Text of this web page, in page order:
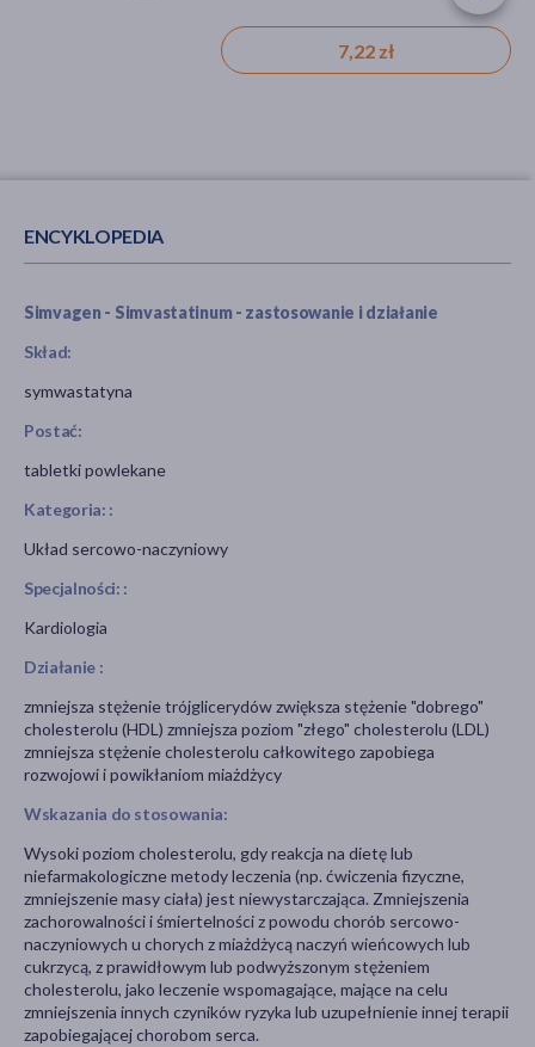
7,22 zł
ENCYKLOPEDIA
Simvagen - Simvastatinum - zastosowanie i działanie
Skład:
symwastatyna
Postać:
tabletki powlekane
Kategoria: :
Układ sercowo-naczyniowy
Specjalności: :
Kardiologia
Działanie :
zmniejsza stężenie trójglicerydów zwiększa stężenie "dobrego"
cholesterolu (HDL) zmniejsza poziom "złego" cholesterolu (LDL)
zmniejsza stężenie cholesterolu całkowitego zapobiega
rozwojowi i powikłaniom miażdżycy
Wskazania do stosowania:
Wysoki poziom cholesterolu, gdy reakcja na dietę lub
niefarmakologiczne metody leczenia (np. ćwiczenia fizyczne,
zmniejszenie masy ciała) jest niewystarczająca. Zmniejszenia
zachorowalności i śmiertelności z powodu chorób sercowo-
naczyniowych u chorych z miażdżycą naczyń wieńcowych lub
cukrzycą, z prawidłowym lub podwyższonym stężeniem
cholesterolu, jako leczenie wspomagające, mające na celu
zmniejszenia innych czyników ryzyka lub uzupełnienie innej terapii
zapobiegającej chorobom serca.